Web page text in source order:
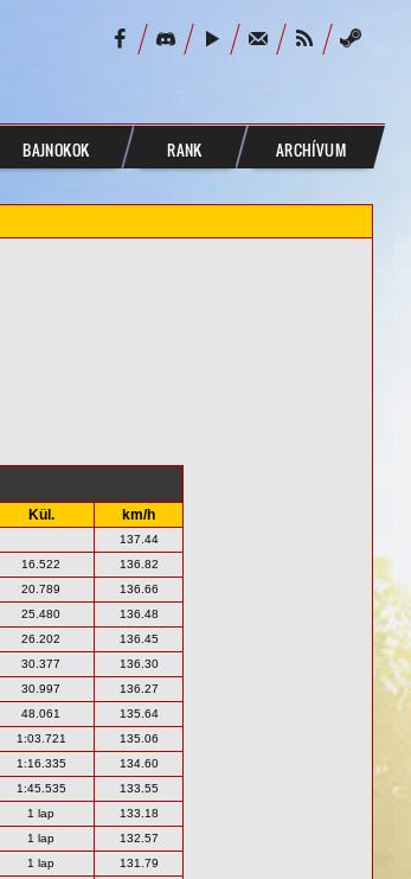
BAJNOKOK RANK ARCHÍVUM
Kül. km/h
137.44
16.522
136.82
20.789
136.66
25.480
136.48
26.202
136.45
30.377
136.30
30.997
136.27
48.061
135.64
1:03.721
135.06
1:16.335
134.60
1:45.535
133.55
1 lap
133.18
1 lap
132.57
1 lap
131.79